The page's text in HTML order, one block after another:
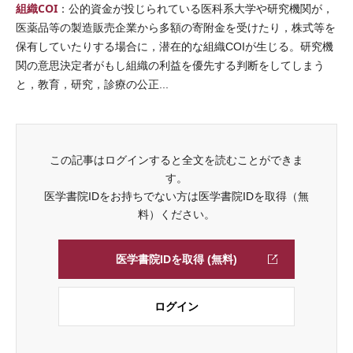
組織COI ：公的資金が投じられている医科系大学や研究機関が，
医薬品等の製造販売企業から多額の寄附金を受けたり，株式等を
保有していたりする場合に，潜在的な組織COIが生じる。研究機
関の意思決定者がもし組織の利益を優先する判断をしてしまう
と，教育，研究，診療の公正...
この記事はログインすると全文を読むことができま
す。
医学書院IDをお持ちでない方は医学書院IDを取得（無
料）ください。
医学書院IDを取得 (無料)
ログイン